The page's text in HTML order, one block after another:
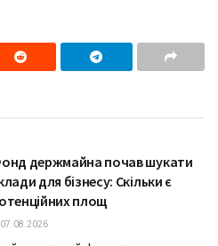
держмайна почав шукати
для бізнесу: Скільки є
площ
07.08.2026